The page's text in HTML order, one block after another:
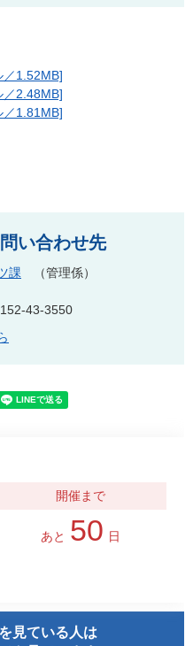
／1.52MB]
／2.48MB]
／1.81MB]
い合わせ先
課
管理係
43-3550
あと 50 日
見ている人は